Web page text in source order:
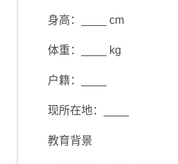
身高：____ cm
体重：____ kg
户籍：____
现所在地：____
教育背景